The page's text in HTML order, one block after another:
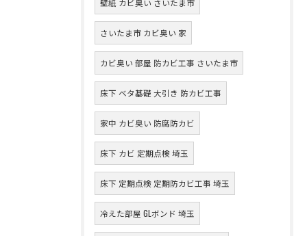
さいたま市 カビ臭い 家
カビ臭い 部屋 防カビ工事 さいたま市
床下 ベタ基礎 大引き 防カビ工事
家中 カビ臭い 防腐防カビ
床下 カビ 定期点検 埼玉
床下 定期点検 定期防カビ工事 埼玉
冷えた部屋 GLボンド 埼玉